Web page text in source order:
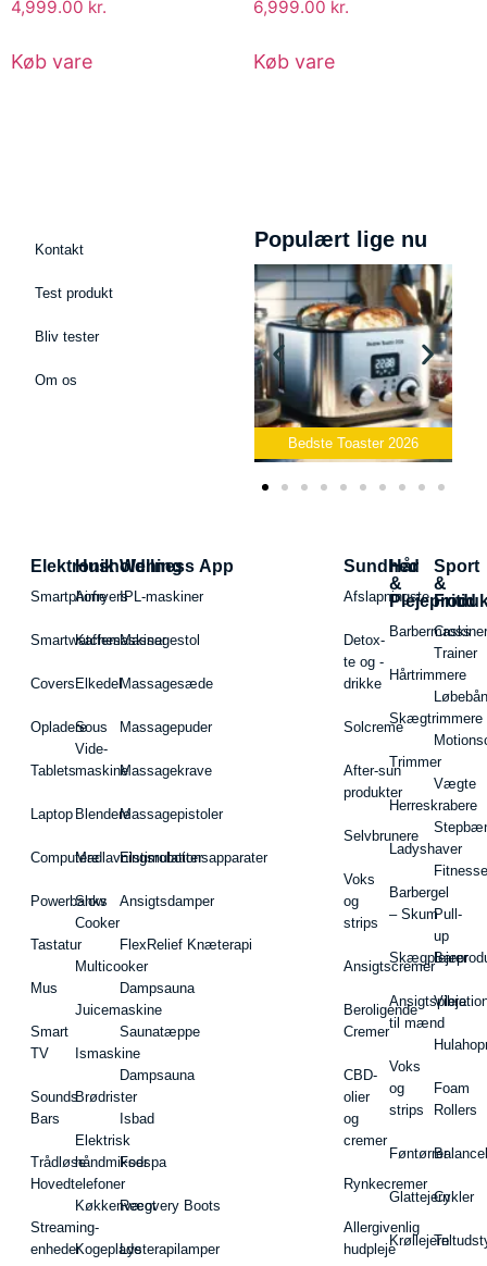
4,999.00 kr.
Køb vare
6,999.00 kr.
Køb vare
Kontakt
Test produkt
Bliv tester
Om os
Populært lige nu
Bedste Elkedel 2026
Elektronik
Smartphone
Smartwatches
Covers
Opladere
Tablets
Laptop
Computere
Powerbanks
Tastatur
Mus
Smart
TV
Sounds
Bars
Trådløse
Hovedtelefoner
Streaming-
enheder
Husholdning
Airfryers
Kaffemaskiner
Elkedel
Sous
Vide-
maskine
Blendere
Madlavningsrobotter
Slow
Cooker
Multicooker
Juicemaskine
Ismaskine
Brødrister
Elektrisk
håndmikser
Køkkenvægt
Kogeplade
Wellness App
IPL-maskiner
Massagestol
Massagesæde
Massagepuder
Massagekrave
Massagepistoler
Elstimulationsapparater
Ansigtsdamper
FlexRelief Knæterapi
Dampsauna
Saunatæppe
Dampsauna
Isbad
Fodspa
Recovery Boots
Lysterapilamper
Sundhed
Afslapningste
Detox-
te og -
drikke
Solcreme
After-sun
produkter
Selvbrunere
Voks
og
strips
Ansigtscremer
Beroligende
Cremer
CBD-
olier
og
cremer
Rynkecremer
Allergivenlig
hudpleje
Hår
&
Hårtrimmere
Skægtrimmere
Trimmer
Herreskrabere
Ladyshaver
Barbergel
– Skum
Ansigtspleje
til mænd
Voks
og
strips
Føntørrer
Glattejern
Krøllejern
Sport
&
Fritid
Cross
Trainer
Vægte
Pull-
up
Barer
Foam
Rollers
Cykler